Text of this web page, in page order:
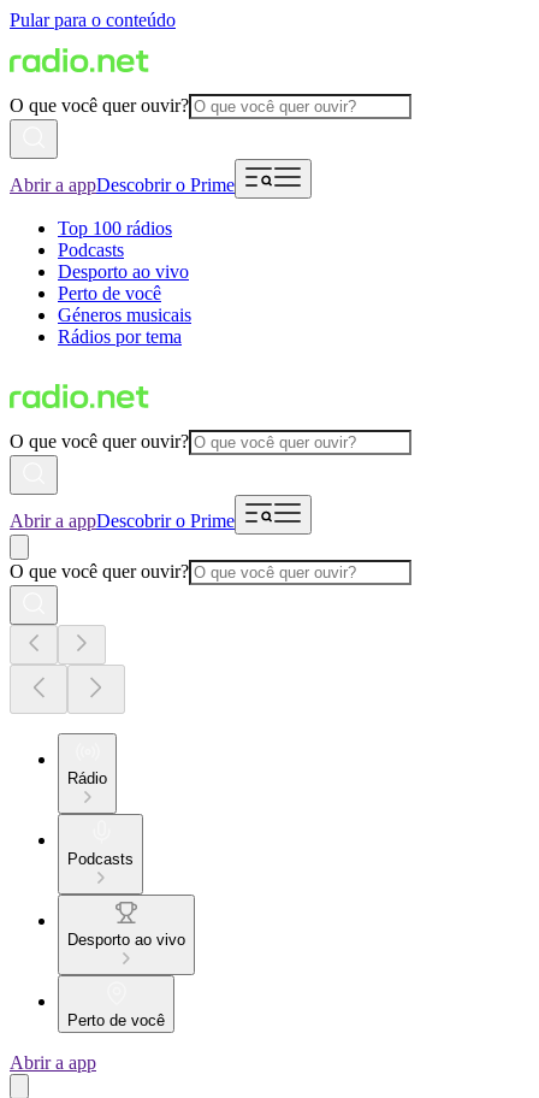
Pular para o conteúdo
O que você quer ouvir?
Abrir a appDescobrir o Prime
Top 100 rádios
Podcasts
Desporto ao vivo
Perto de você
Géneros musicais
Rádios por tema
O que você quer ouvir?
Abrir a appDescobrir o Prime
O que você quer ouvir?
Rádio
Podcasts
Desporto ao vivo
Perto de você
Abrir a app